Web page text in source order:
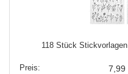
118 Stück
7,99